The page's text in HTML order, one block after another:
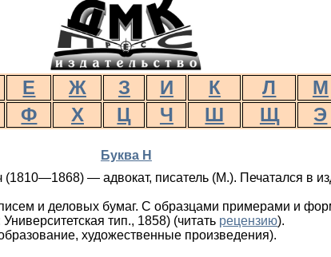
Е Ж З И К Л М
Ф Х Ц Ч Ш Щ Э
Буква Н
(1810—1868) — адвокат, писатель (М.). Печатался в
и деловых бумаг. С образцами примерами и
тип., 1858) (читать рецензию).
художественные произведения).